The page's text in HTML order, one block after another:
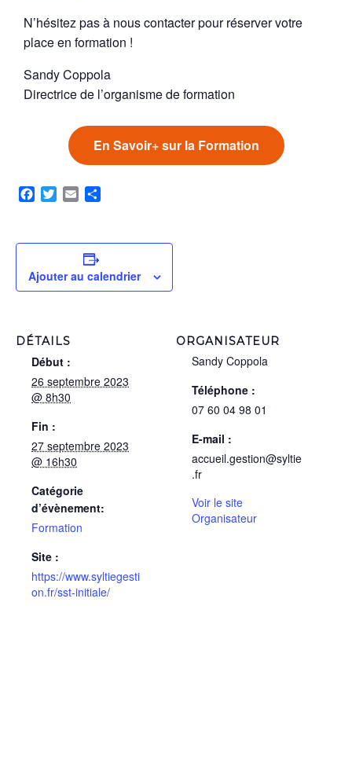
N’hésitez pas à nous contacter pour réserver votre
place en formation !
Sandy Coppola
Directrice de l’organisme de formation
En Savoir+ sur la Formation
Facebook
TwitterEmail
Ajouter au calendrier
DÉTAILS
Début :
26 septembre 2023
@ 8h30
Fin :
27 septembre 2023
@ 16h30
Catégorie
d’évènement:
Formation
Site :
https://www.syltiegesti
on.fr/sst-initiale/
ORGANISATEUR
Sandy Coppola
Téléphone :
07 60 04 98 01
E-mail :
accueil.gestion@syltie
.fr
Voir le site
Organisateur